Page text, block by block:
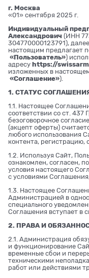
г. Москва
«01» сентября 2025 г.
Индивидуальный
Александрович (ИНН
304770000123791),
настоящим предлагает
«Пользователь»)
адресу https://
изложенных в
«Соглашение»).
1. СТАТУС
1.1. Настоящее
соответствии со ст. 437
безоговорочное
(акцепт оферты)
любого использования
контента, регистрацию,
1.2. Используя Сайт,
ознакомлен, согласен,
условия настоящего
с условиями
1.3. Настоящее
Администрацией в
специального
Соглашения вступает в
2. ПРАВА И
2.1. Администрация
и функционирование
временные сбои и
техническими
работ или действиями